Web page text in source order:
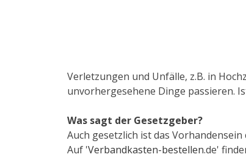
Verletzungen und Unfälle, z.B. in
unvorhergesehene Dinge passieren.
Was sagt der Gesetzgeber?
Auch gesetzlich ist das Vorhandensein
Auf 'Verbandkasten-bestellen.de'